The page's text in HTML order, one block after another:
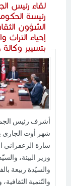
لقاء رئيس
رئيسة
الشؤون
إحياء التراث
بتسيير
أشرف رئيس
شهر أوت الجاري
سارة الزعفراني
وزير البيئة،
والسيّدة ربيعة
والتّنمية